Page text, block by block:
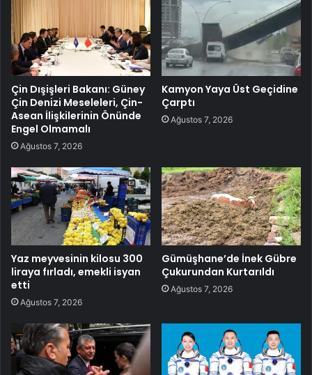
Çin Dışişleri Bakanı: Güney
Çin Denizi Meseleleri, Çin-
Asean İlişkilerinin Önünde
Engel Olmamalı
Ağustos 7, 2026
Kamyon Yaya Üst Geçidine
Çarptı
Ağustos 7, 2026
Yaz meyvesinin kilosu 300
liraya fırladı, emekli isyan
etti
Ağustos 7, 2026
Gümüşhane’de İnek Gübre
Çukurundan Kurtarıldı
Ağustos 7, 2026